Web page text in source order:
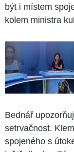
být i místem
kolem ministra
Bednář
setrvačnost.
spojeného s